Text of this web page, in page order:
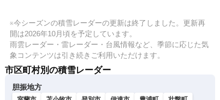
※今シーズンの積雪レーダーの更新は終了しました。更新再
開は2026年10月頃を予定しています。
雨雲レーダー・雷レーダー・台風情報など、季節に応じた気
象コンテンツは引き続きご利用いただけます。
市区町村別の積雪レーダー
胆振地方